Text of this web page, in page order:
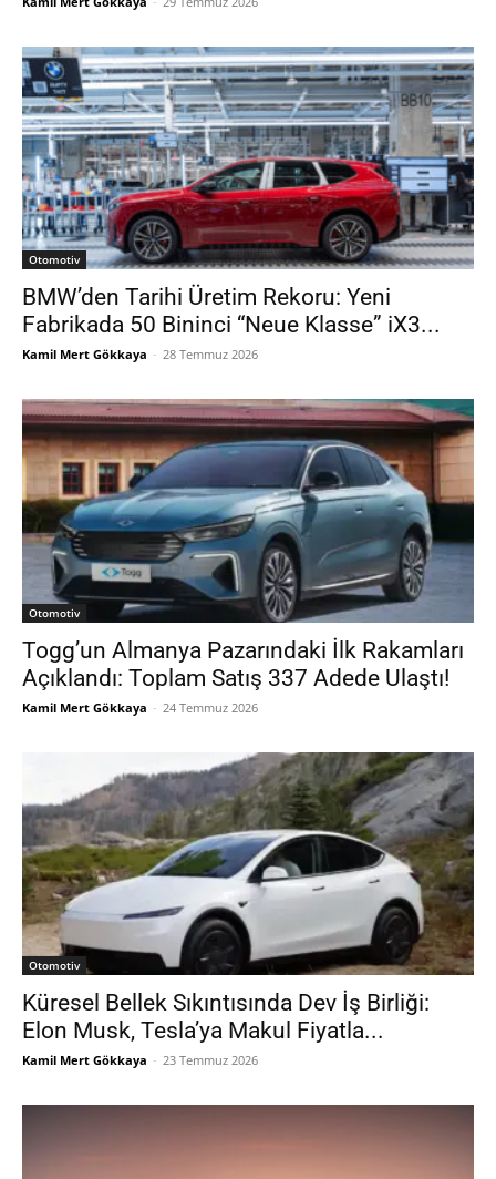
Otomotiv
BMW’den Tarihi Üretim Rekoru: Yeni
Fabrikada 50 Bininci “Neue Klasse” iX3...
Kamil Mert Gökkaya - 28 Temmuz 2026
Otomotiv
Togg’un Almanya Pazarındaki İlk Rakamları
Açıklandı: Toplam Satış 337 Adede Ulaştı!
Kamil Mert Gökkaya - 24 Temmuz 2026
Otomotiv
Küresel Bellek Sıkıntısında Dev İş Birliği:
Elon Musk, Tesla’ya Makul Fiyatla...
Kamil Mert Gökkaya - 23 Temmuz 2026